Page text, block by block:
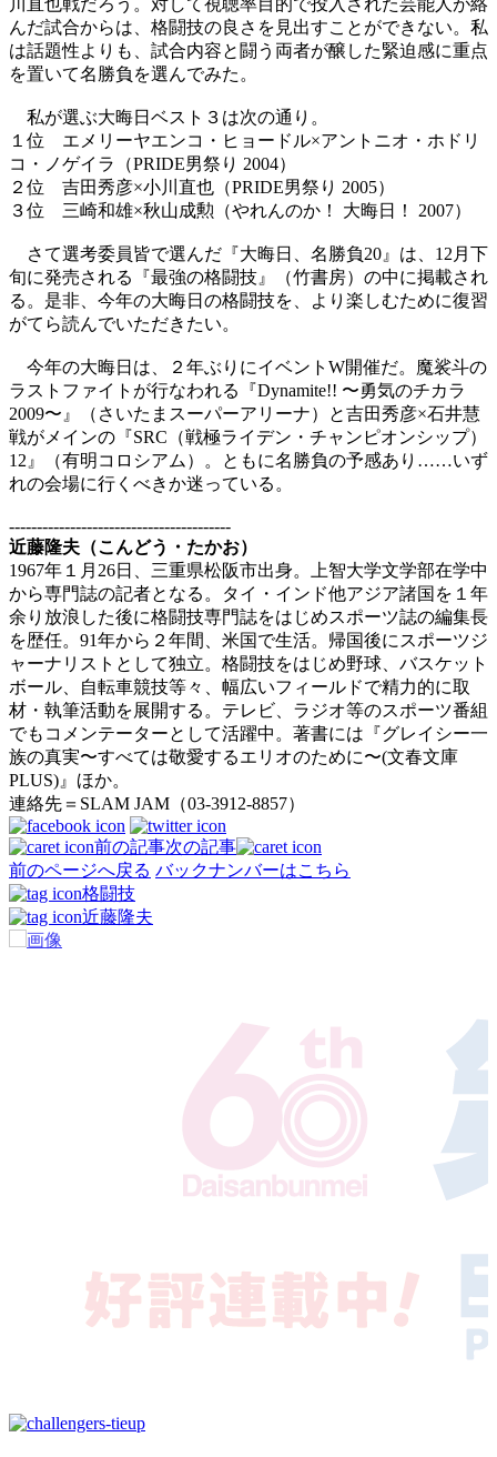
んだ試合からは、格闘技の良さを見出すことができない。私
は話題性よりも、試合内容と闘う両者が醸した緊迫感に重点
を置いて名勝負を選んでみた。
私が選ぶ大晦日ベスト３は次の通り。
１位 エメリーヤエンコ・ヒョードル×アントニオ・ホドリ
コ・ノゲイラ（PRIDE男祭り 2004）
２位 吉田秀彦×小川直也（PRIDE男祭り 2005）
３位 三崎和雄×秋山成勲（やれんのか！ 大晦日！ 2007）
さて選考委員皆で選んだ『大晦日、名勝負20』は、12月下
旬に発売される『最強の格闘技』（竹書房）の中に掲載され
る。是非、今年の大晦日の格闘技を、より楽しむために復習
がてら読んでいただきたい。
今年の大晦日は、２年ぶりにイベントW開催だ。魔裟斗の
ラストファイトが行なわれる『Dynamite!! 〜勇気のチカラ
2009〜』（さいたまスーパーアリーナ）と吉田秀彦×石井慧
戦がメインの『SRC（戦極ライデン・チャンピオンシップ）
12』（有明コロシアム）。ともに名勝負の予感あり……いず
れの会場に行くべきか迷っている。
----------------------------------------
近藤隆夫（こんどう・たかお）
1967年１月26日、三重県松阪市出身。上智大学文学部在学中
から専門誌の記者となる。タイ・インド他アジア諸国を１年
余り放浪した後に格闘技専門誌をはじめスポーツ誌の編集長
を歴任。91年から２年間、米国で生活。帰国後にスポーツジ
ャーナリストとして独立。格闘技をはじめ野球、バスケット
ボール、自転車競技等々、幅広いフィールドで精力的に取
材・執筆活動を展開する。テレビ、ラジオ等のスポーツ番組
でもコメンテーターとして活躍中。著書には『グレイシー一
族の真実〜すべては敬愛するエリオのために〜(文春文庫
PLUS)』ほか。
連絡先＝SLAM JAM（03-3912-8857）
前の記事次の記事
前のページへ戻る バックナンバーはこちら
格闘技
近藤隆夫